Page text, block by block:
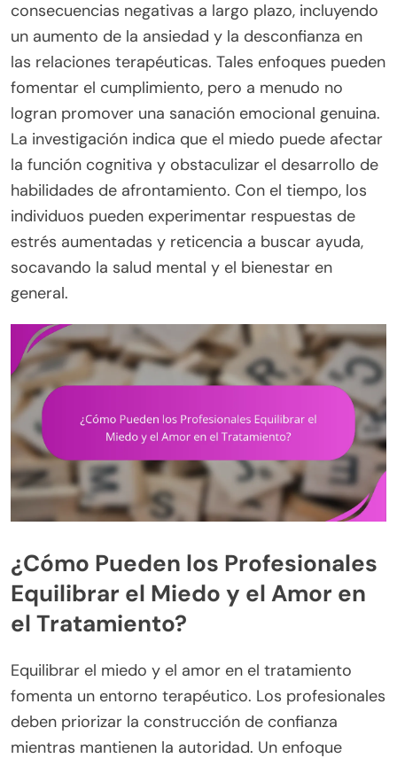
consecuencias negativas a largo plazo, incluyendo
un aumento de la ansiedad y la desconfianza en
las relaciones terapéuticas. Tales enfoques pueden
fomentar el cumplimiento, pero a menudo no
logran promover una sanación emocional genuina.
La investigación indica que el miedo puede afectar
la función cognitiva y obstaculizar el desarrollo de
habilidades de afrontamiento. Con el tiempo, los
individuos pueden experimentar respuestas de
estrés aumentadas y reticencia a buscar ayuda,
socavando la salud mental y el bienestar en
general.
¿Cómo Pueden los Profesionales
Equilibrar el Miedo y el Amor en
el Tratamiento?
Equilibrar el miedo y el amor en el tratamiento
fomenta un entorno terapéutico. Los profesionales
deben priorizar la construcción de confianza
mientras mantienen la autoridad. Un enfoque